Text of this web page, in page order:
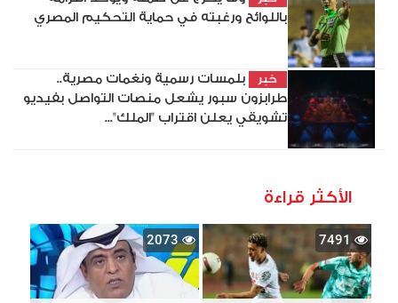
باللوائح ورغبته في حماية التحكيم المصري
خبر
بلمسات رسمية ونغمات مصرية..
طرابزون سبور يشعل منصات التواصل بفيديو
تشويقي يعلن اقتراب "الملك"...
الأكثر قراءة
7491
2073